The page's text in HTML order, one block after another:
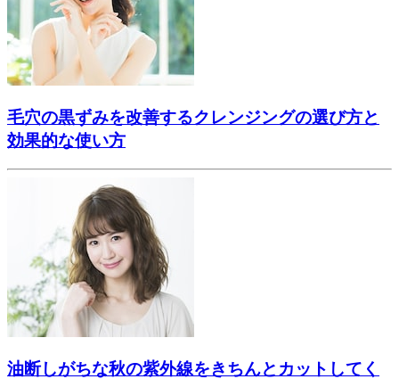
毛穴の黒ずみを改善するクレンジングの選び方と
効果的な使い方
油断しがちな秋の紫外線をきちんとカットしてく